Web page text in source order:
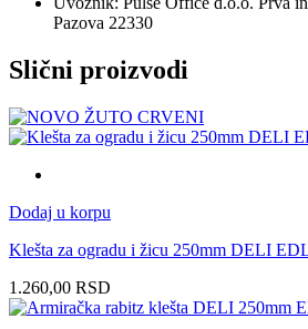
Pazova 22330
Slični proizvodi
Dodaj u korpu
Klešta za ogradu i žicu 250mm DELI
1.260,00 RSD